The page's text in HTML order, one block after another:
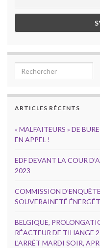
Search for:
ARTICLES RÉCENTS
« MALFAITEURS » DE
EN APPEL !
EDF DEVANT LA COUR
2023
COMMISSION
SOUVERAINETÉ
BELGIQUE,
RÉACTEUR DE TIHANGE
L’ARRÊT MARDI SOIR,